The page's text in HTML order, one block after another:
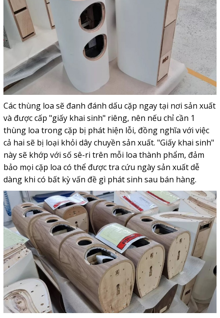
Các thùng loa sẽ đanh đánh dấu cặp ngay tại nơi sản xuất
và được cấp "giấy khai sinh" riêng, nên nếu chỉ cần 1
thùng loa trong cặp bị phát hiện lỗi, đồng nghĩa với việc
cả hai sẽ bị loại khỏi dây chuyền sản xuất. "Giấy khai sinh"
này sẽ khớp với số sê-ri trên mỗi loa thành phẩm, đảm
bảo mọi cặp loa có thể được tra cứu ngày sản xuất dễ
dàng khi có bất kỳ vấn đề gì phát sinh sau bán hàng.